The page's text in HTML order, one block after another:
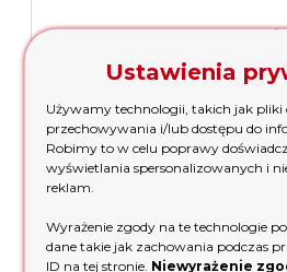
19,00 zł
dodaj do
Ustawienia
Używamy technologii, takich jak pliki
przechowywania i/lub dostępu do
Robimy to w celu poprawy
wyświetlania spersonalizowanych i
reklam.
Wyrażenie zgody na te technologie
dane takie jak zachowania podczas
ID na tej stronie. Niewyrażenie